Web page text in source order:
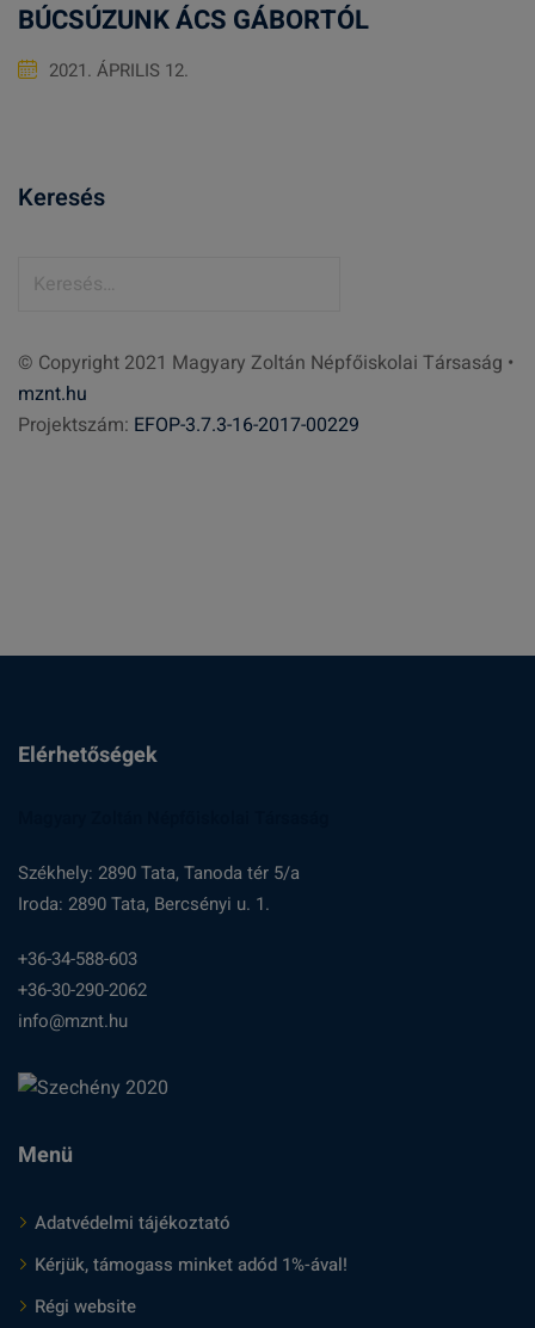
BÚCSÚZUNK ÁCS GÁBORTÓL
2021. ÁPRILIS 12.
Keresés
e
s
é
© Copyright 2021 Magyary Zoltán Népfőiskolai Társaság •
mznt.hu
Projektszám: EFOP-3.7.3-16-2017-00229
Elérhetőségek
Székhely: 2890 Tata, Tanoda tér 5/a
Iroda: 2890 Tata, Bercsényi u. 1.
+36-34-588-603
+36-30-290-2062
info@mznt.hu
Menü
Adatvédelmi tájékoztató
Kérjük, támogass minket adód 1%-ával!
Régi website